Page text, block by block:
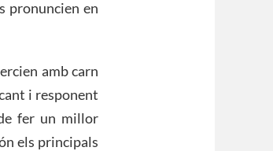
pronuncien en
amb carn
i responent
fer un millor
els principals